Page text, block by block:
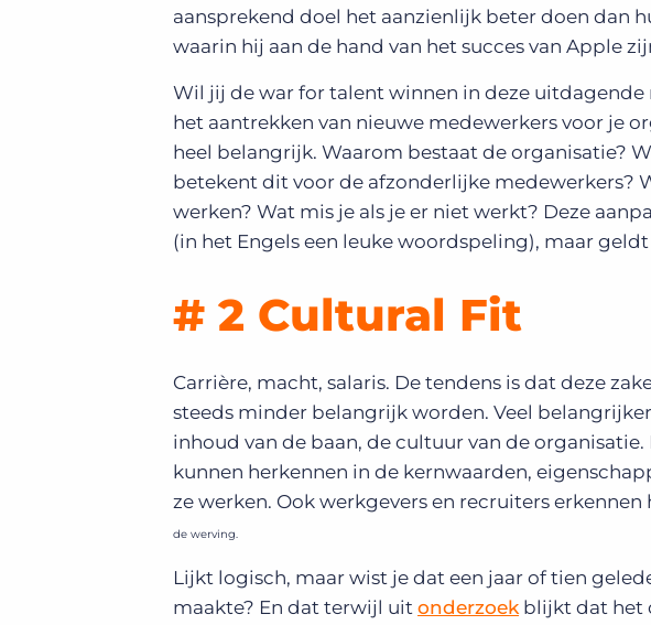
aansprekend doel het aanzienlijk beter doen dan
waarin hij aan de hand van het succes van Apple
Wil jij de war for talent winnen in deze
het aantrekken van nieuwe medewerkers voor je
heel belangrijk. Waarom bestaat de organisatie?
betekent dit voor de afzonderlijke medewerkers?
werken? Wat mis je als je er niet werkt? Deze
(in het Engels een leuke woordspeling), maar
# 2 Cultural Fit
Carrière, macht, salaris. De tendens is dat deze
steeds minder belangrijk worden. Veel
inhoud van de baan, de cultuur van de
kunnen herkennen in de kernwaarden,
ze werken. Ook werkgevers en recruiters erkennen
de werving.
Lijkt logisch, maar wist je dat een jaar of tien
maakte? En dat terwijl uit onderzoekblijkt dat het